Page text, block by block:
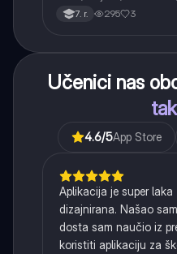
interpunkcije, sa
složenoj rečenici.
7. r. 295 3
Učenici nas
4.6/5App Store
Aplikacija je super
dizajnirana. Našao
dosta sam naučio iz
koristiti aplikaciju za